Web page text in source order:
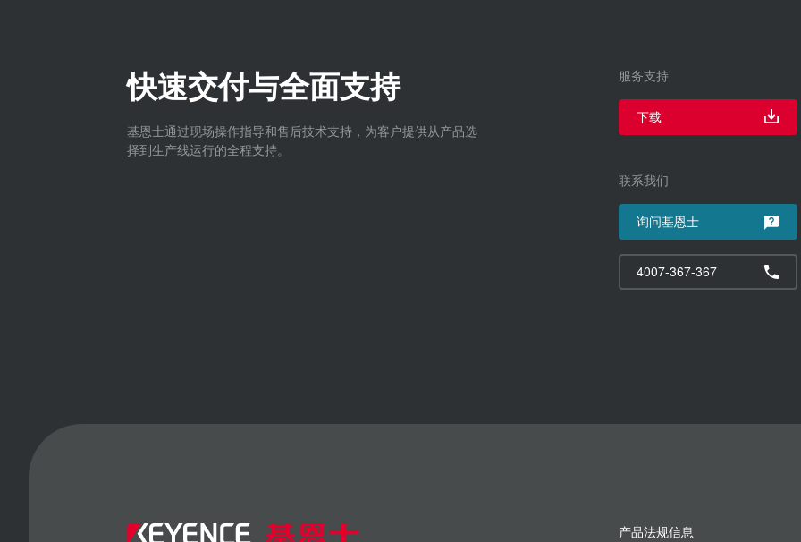
快速交付与全面支持
基恩士通过现场操作指导和售后技术支持，为客户提供从产品选
择到生产线运行的全程支持。
服务支持
下载
联系我们
询问基恩士
4007-367-367
产品法规信息